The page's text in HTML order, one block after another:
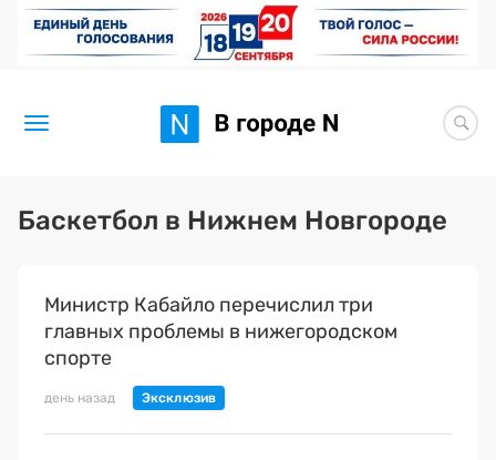
Новости
Здоровье
Искусство исцелять
Баскетбол в Нижнем Новгороде
Министр Кабайло перечислил три
главных проблемы в нижегородском
спорте
день назад